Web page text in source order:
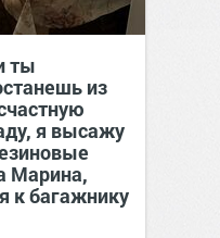
ты
из
я высажу
Марина,
к багажнику